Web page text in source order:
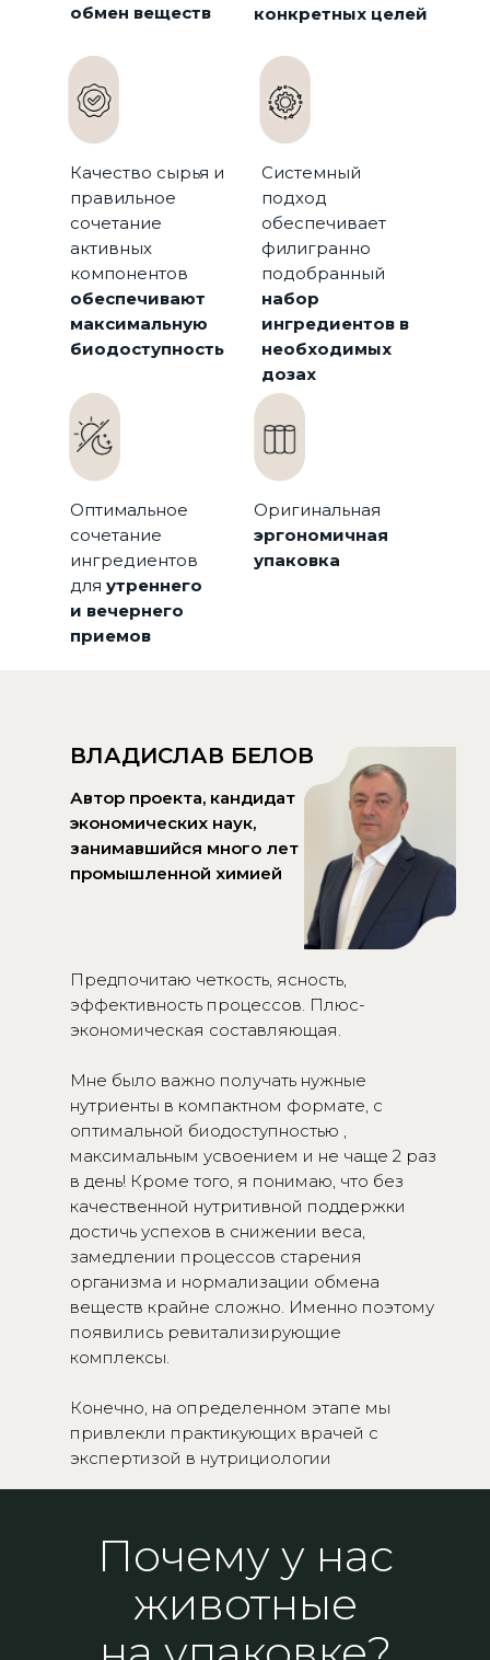
обмен веществ
Оригинальная
эргономичная
упаковка
конкретных целей
Оптимальное
сочетание
ингредиентов
для утреннего
и вечернего
приемов
Качество сырья и
правильное
сочетание
активных
компонентов
обеспечивают
максимальную
биодоступность
Системный
подход
обеспечивает
филигранно
подобранный
набор
ингредиентов в
необходимых
дозах
Предпочитаю четкость, ясность,
эффективность процессов. Плюс-
экономическая составляющая.
Мне было важно получать нужные
нутриенты в компактном формате, с
оптимальной биодоступностью ,
максимальным усвоением и не чаще 2 раз
в день! Кроме того, я понимаю, что без
качественной нутритивной поддержки
достичь успехов в снижении веса,
замедлении процессов старения
организма и нормализации обмена
веществ крайне сложно. Именно поэтому
появились ревитализирующие
комплексы.
Конечно, на определенном этапе мы
привлекли практикующих врачей с
экспертизой в нутрициологии
Автор проекта, кандидат
экономических наук,
занимавшийся много лет
промышленной химией
ВЛАДИСЛАВ БЕЛОВ
Почему у нас
животные